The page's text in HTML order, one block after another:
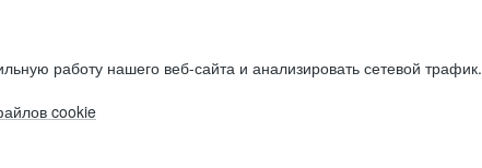
работу нашего веб-сайта и анализировать сетевой трафик.
cookie